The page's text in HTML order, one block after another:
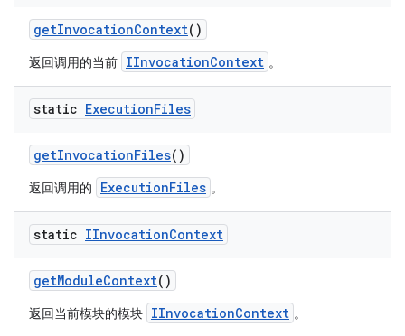
getInvocationContext()
返回调用的当前 IInvocationContext 。
static ExecutionFiles
getInvocationFiles()
返回调用的 ExecutionFiles 。
static IInvocationContext
getModuleContext()
返回当前模块的模块 IInvocationContext 。